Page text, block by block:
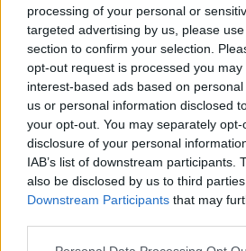
processing of your personal or
targeted advertising by us, please
section to confirm your selection.
opt-out request is processed you may
interest-based ads based on
us or personal information disclosed
your opt-out. You may separately
disclosure of your personal
IAB’s list of downstream participants.
also be disclosed by us to third
Downstream Participants that may
Antopat
Modificato da Antopat il 30/12/2017 alle
Stelvio62
96
Inserito il30/12/2017 alle: 16:24:42
In risposta al messaggio di del